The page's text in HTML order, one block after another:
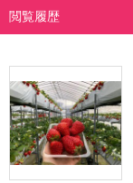
閲覧履歴